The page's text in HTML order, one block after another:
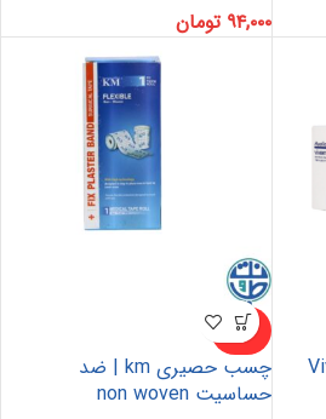
۹۴,۰۰۰ تومان
ناموجو
د
چسب حصیری km | ضد
حساسیت non woven